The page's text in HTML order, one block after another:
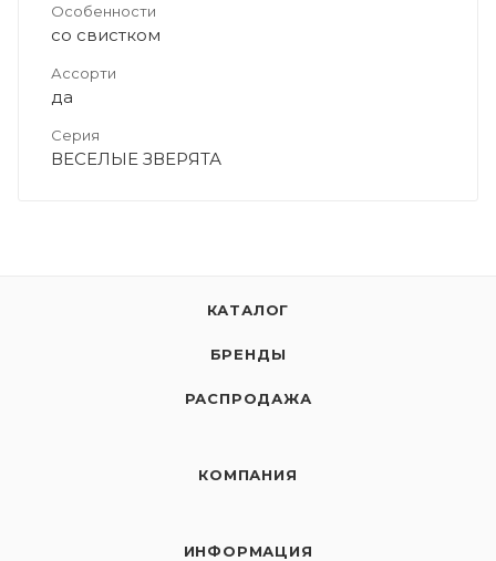
Особенности
со свистком
Ассорти
да
Серия
ВЕСЕЛЫЕ ЗВЕРЯТА
КАТАЛОГ
БРЕНДЫ
РАСПРОДАЖА
КОМПАНИЯ
ИНФОРМАЦИЯ